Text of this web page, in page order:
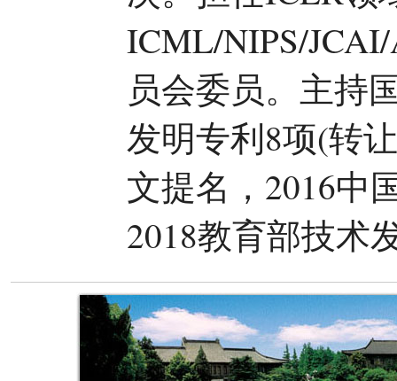
ICML/NIPS/
员会委员。主持
发明专利8项(转
文提名，2016中
2018教育部技术